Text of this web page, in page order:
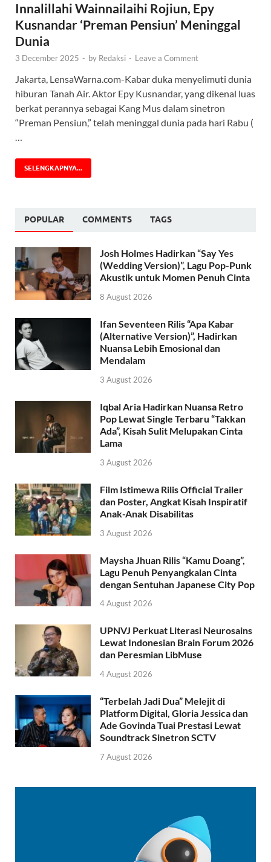
Innalillahi Wainnailaihi Rojiun, Epy
Kusnandar ‘Preman Pensiun’ Meninggal
Dunia
3 December 2025 - by Redaksi - Leave a Comment
Jakarta, LensaWarna.com-Kabar duka menyelimuti dunia
hiburan Tanah Air. Aktor Epy Kusnandar, yang dikenal luas
berkat perannya sebagai Kang Mus dalam sinetron
“Preman Pensiun,” telah meninggal dunia pada hari Rabu (
…
SELENGKAPNYA...
POPULAR COMMENTS TAGS
Josh Holmes Hadirkan “Say Yes
(Wedding Version)”, Lagu Pop-Punk
Akustik untuk Momen Penuh Cinta
8 August 2026
Ifan Seventeen Rilis “Apa Kabar
(Alternative Version)”, Hadirkan
Nuansa Lebih Emosional dan
Mendalam
3 August 2026
Iqbal Aria Hadirkan Nuansa Retro
Pop Lewat Single Terbaru “Takkan
Ada”, Kisah Sulit Melupakan Cinta
Lama
3 August 2026
Film Istimewa Rilis Official Trailer
dan Poster, Angkat Kisah Inspiratif
Anak-Anak Disabilitas
3 August 2026
Maysha Jhuan Rilis “Kamu Doang”,
Lagu Penuh Penyangkalan Cinta
dengan Sentuhan Japanese City Pop
4 August 2026
UPNVJ Perkuat Literasi Neurosains
Lewat Indonesian Brain Forum 2026
dan Peresmian LibMuse
4 August 2026
“Terbelah Jadi Dua” Melejit di
Platform Digital, Gloria Jessica dan
Ade Govinda Tuai Prestasi Lewat
Soundtrack Sinetron SCTV
7 August 2026